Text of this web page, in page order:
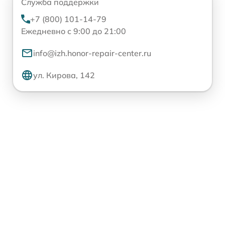
Служба поддержки
+7 (800) 101-14-79
Ежедневно с 9:00 до 21:00
info@izh.honor-repair-center.ru
ул. Кирова, 142